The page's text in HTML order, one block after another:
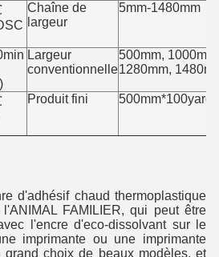
Chaîne de
largeur
5mm-1480mm
Largeur
conventionnelle
500mm,
1280mm,
Produit fini
d'adhésif chaud thermoplastique
FAMILIER, qui peut être
l'encre d'eco-dissolvant sur le
imprimante ou une imprimante
grand choix de beaux modèles, et